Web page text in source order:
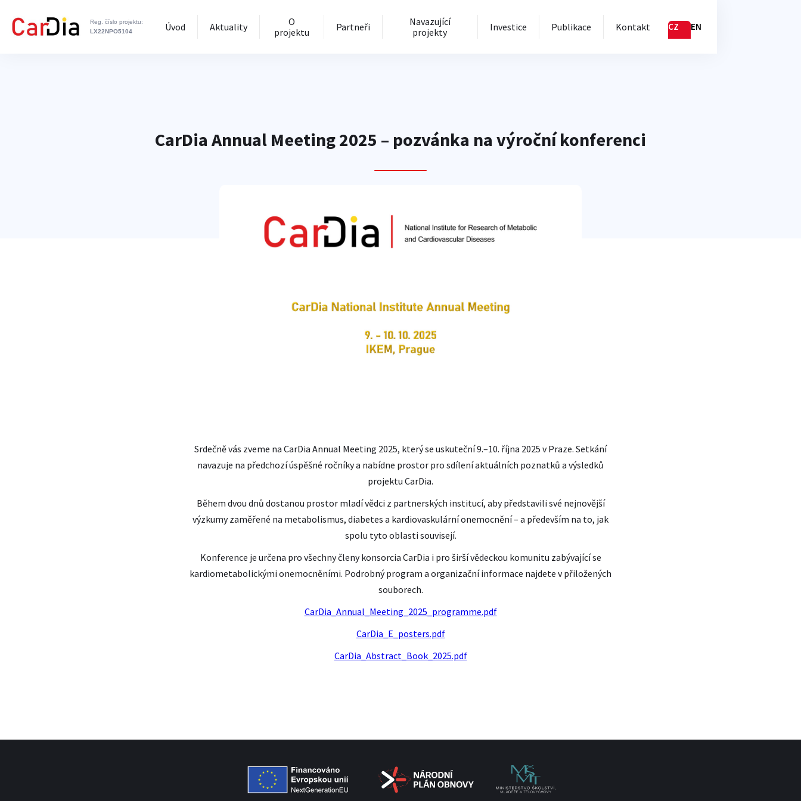
Reg. číslo projektu:
LX22NPO5104
Úvod Aktuality
O
projektu
Partneři
Navazující
projekty
Investice Publikace Kontakt CZ EN
CarDia Annual Meeting 2025 – pozvánka na výroční konferenci
Srdečně vás zveme na CarDia Annual Meeting 2025, který se uskuteční 9.–10. října 2025 v Praze. Setkání
navazuje na předchozí úspěšné ročníky a nabídne prostor pro sdílení aktuálních poznatků a výsledků
projektu CarDia.
Během dvou dnů dostanou prostor mladí vědci z partnerských institucí, aby představili své nejnovější
výzkumy zaměřené na metabolismus, diabetes a kardiovaskulární onemocnění – a především na to, jak
spolu tyto oblasti souvisejí.
Konference je určena pro všechny členy konsorcia CarDia i pro širší vědeckou komunitu zabývající se
kardiometabolickými onemocněními. Podrobný program a organizační informace najdete v přiložených
souborech.
CarDia_Annual_Meeting_2025_programme.pdf
CarDia_E_posters.pdf
CarDia_Abstract_Book_2025.pdf